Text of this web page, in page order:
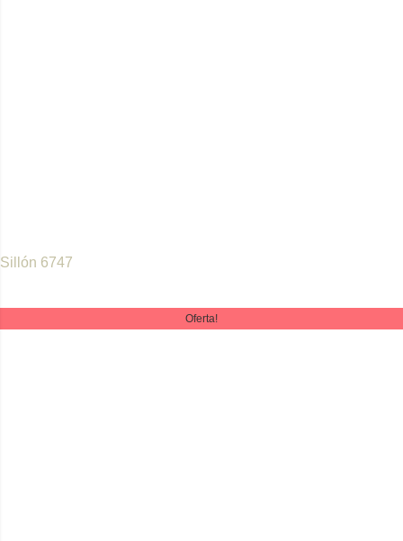
Sillón 6747
Oferta!